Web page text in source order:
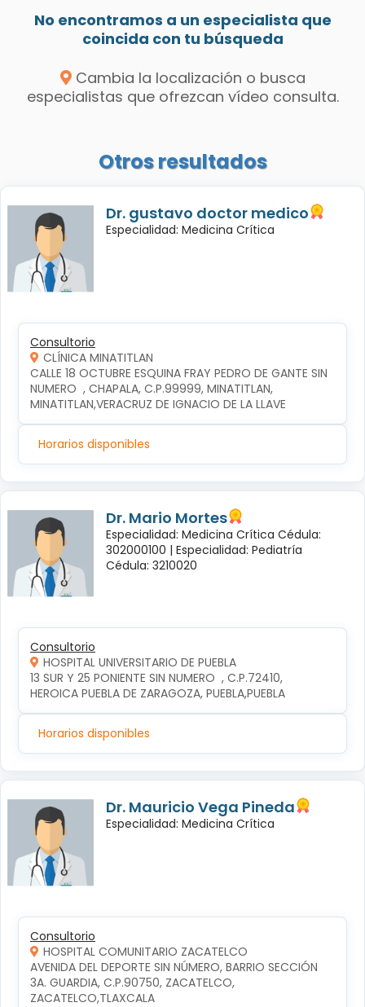
No encontramos a un especialista que
coincida con tu búsqueda
Cambia la localización o busca
especialistas que ofrezcan vídeo consulta.
Otros resultados
Dr. gustavo doctor medico
Especialidad: Medicina Crítica
Consultorio
CLÍNICA MINATITLAN
CALLE 18 OCTUBRE ESQUINA FRAY PEDRO DE GANTE SIN
NUMERO  , CHAPALA, C.P.99999, MINATITLAN,
MINATITLAN,VERACRUZ DE IGNACIO DE LA LLAVE
Horarios disponibles
Dr. Mario Mortes
Especialidad: Medicina Crítica Cédula:
302000100 | Especialidad: Pediatría
Cédula: 3210020
Consultorio
HOSPITAL UNIVERSITARIO DE PUEBLA
13 SUR Y 25 PONIENTE SIN NUMERO  , C.P.72410,
HEROICA PUEBLA DE ZARAGOZA, PUEBLA,PUEBLA
Horarios disponibles
Dr. Mauricio Vega Pineda
Especialidad: Medicina Crítica
Consultorio
HOSPITAL COMUNITARIO ZACATELCO
AVENIDA DEL DEPORTE SIN NÚMERO, BARRIO SECCIÓN
3A. GUARDIA, C.P.90750, ZACATELCO,
ZACATELCO,TLAXCALA